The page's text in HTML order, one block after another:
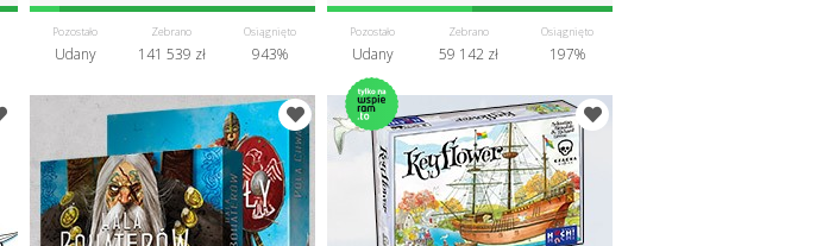
Pozostało
Udany
Zebrano
141 539 zł
Osiągnięto
943%
Pozostało
Udany
Zebrano
59 142 zł
Osiągnięto
197%